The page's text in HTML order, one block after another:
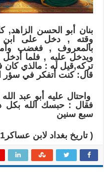
بنان أبو الحسن
وقته , دخل على
بالمعروف , فغضب
ويدخل عليه , فلما
تركه,قيل له : مالذي
قال: كنت أتفكر في سؤر
واحتال عليه أبو عبد
فقال : حبسك الله بكل
سبع سنين
( تاريخ بغداد لابن عساكر7/101)